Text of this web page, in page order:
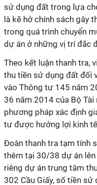
sử dụng đất trong lựa
là kẽ hở chính sách gây
trong quá trình chuyển
dự án ở những vị trí đắc
Theo kết luận thanh tra,
thu tiền sử dụng đất đối
vào Thông tư 145 năm
36 năm 2014 của Bộ
phương pháp xác định
tư được hưởng lợi kinh
Đoàn thanh tra tạm tính
thêm tại 30/38 dự án
riêng dự án trung tâm
302 Cầu Giấy, số tiền